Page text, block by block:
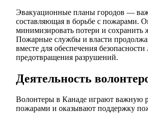
Эвакуационные планы городов —
составляющая в борьбе с пожарами.
минимизировать потери и сохранить
Пожарные службы и власти
вместе для обеспечения
предотвращения разрушений.
Деятельность
Волонтеры в Канаде играют важную
пожарами и оказывают поддержку